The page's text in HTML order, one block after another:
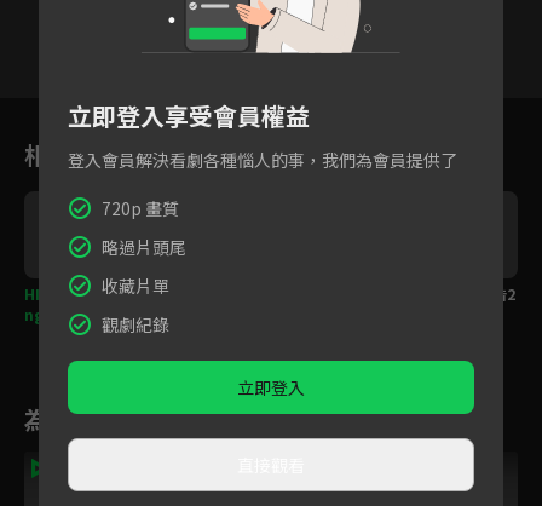
2 3
相關花絮
HIStory全新單元Comi
ng Soon
片場花絮-NG片段預告2
為您推薦
立即登入享受會員權益
登入會員解決看劇各種惱人的事，我們為會員提供了
720p 畫質
略過片頭尾
收藏片單
觀劇紀錄
立即登入